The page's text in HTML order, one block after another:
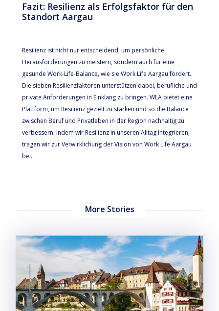
Fazit: Resilienz als Erfolgsfaktor für den
Standort Aargau
Resilienz ist nicht nur entscheidend, um persönliche
Herausforderungen zu meistern, sondern auch für eine
gesunde Work-Life-Balance, wie sie Work Life Aargau fördert.
Die sieben Resilienzfaktoren unterstützen dabei, berufliche und
private Anforderungen in Einklang zu bringen. WLA bietet eine
Plattform, um Resilienz gezielt zu stärken und so die Balance
zwischen Beruf und Privatleben in der Region nachhaltig zu
verbessern. Indem wir Resilienz in unseren Alltag integrieren,
tragen wir zur Verwirklichung der Vision von Work Life Aargau
bei.
More Stories